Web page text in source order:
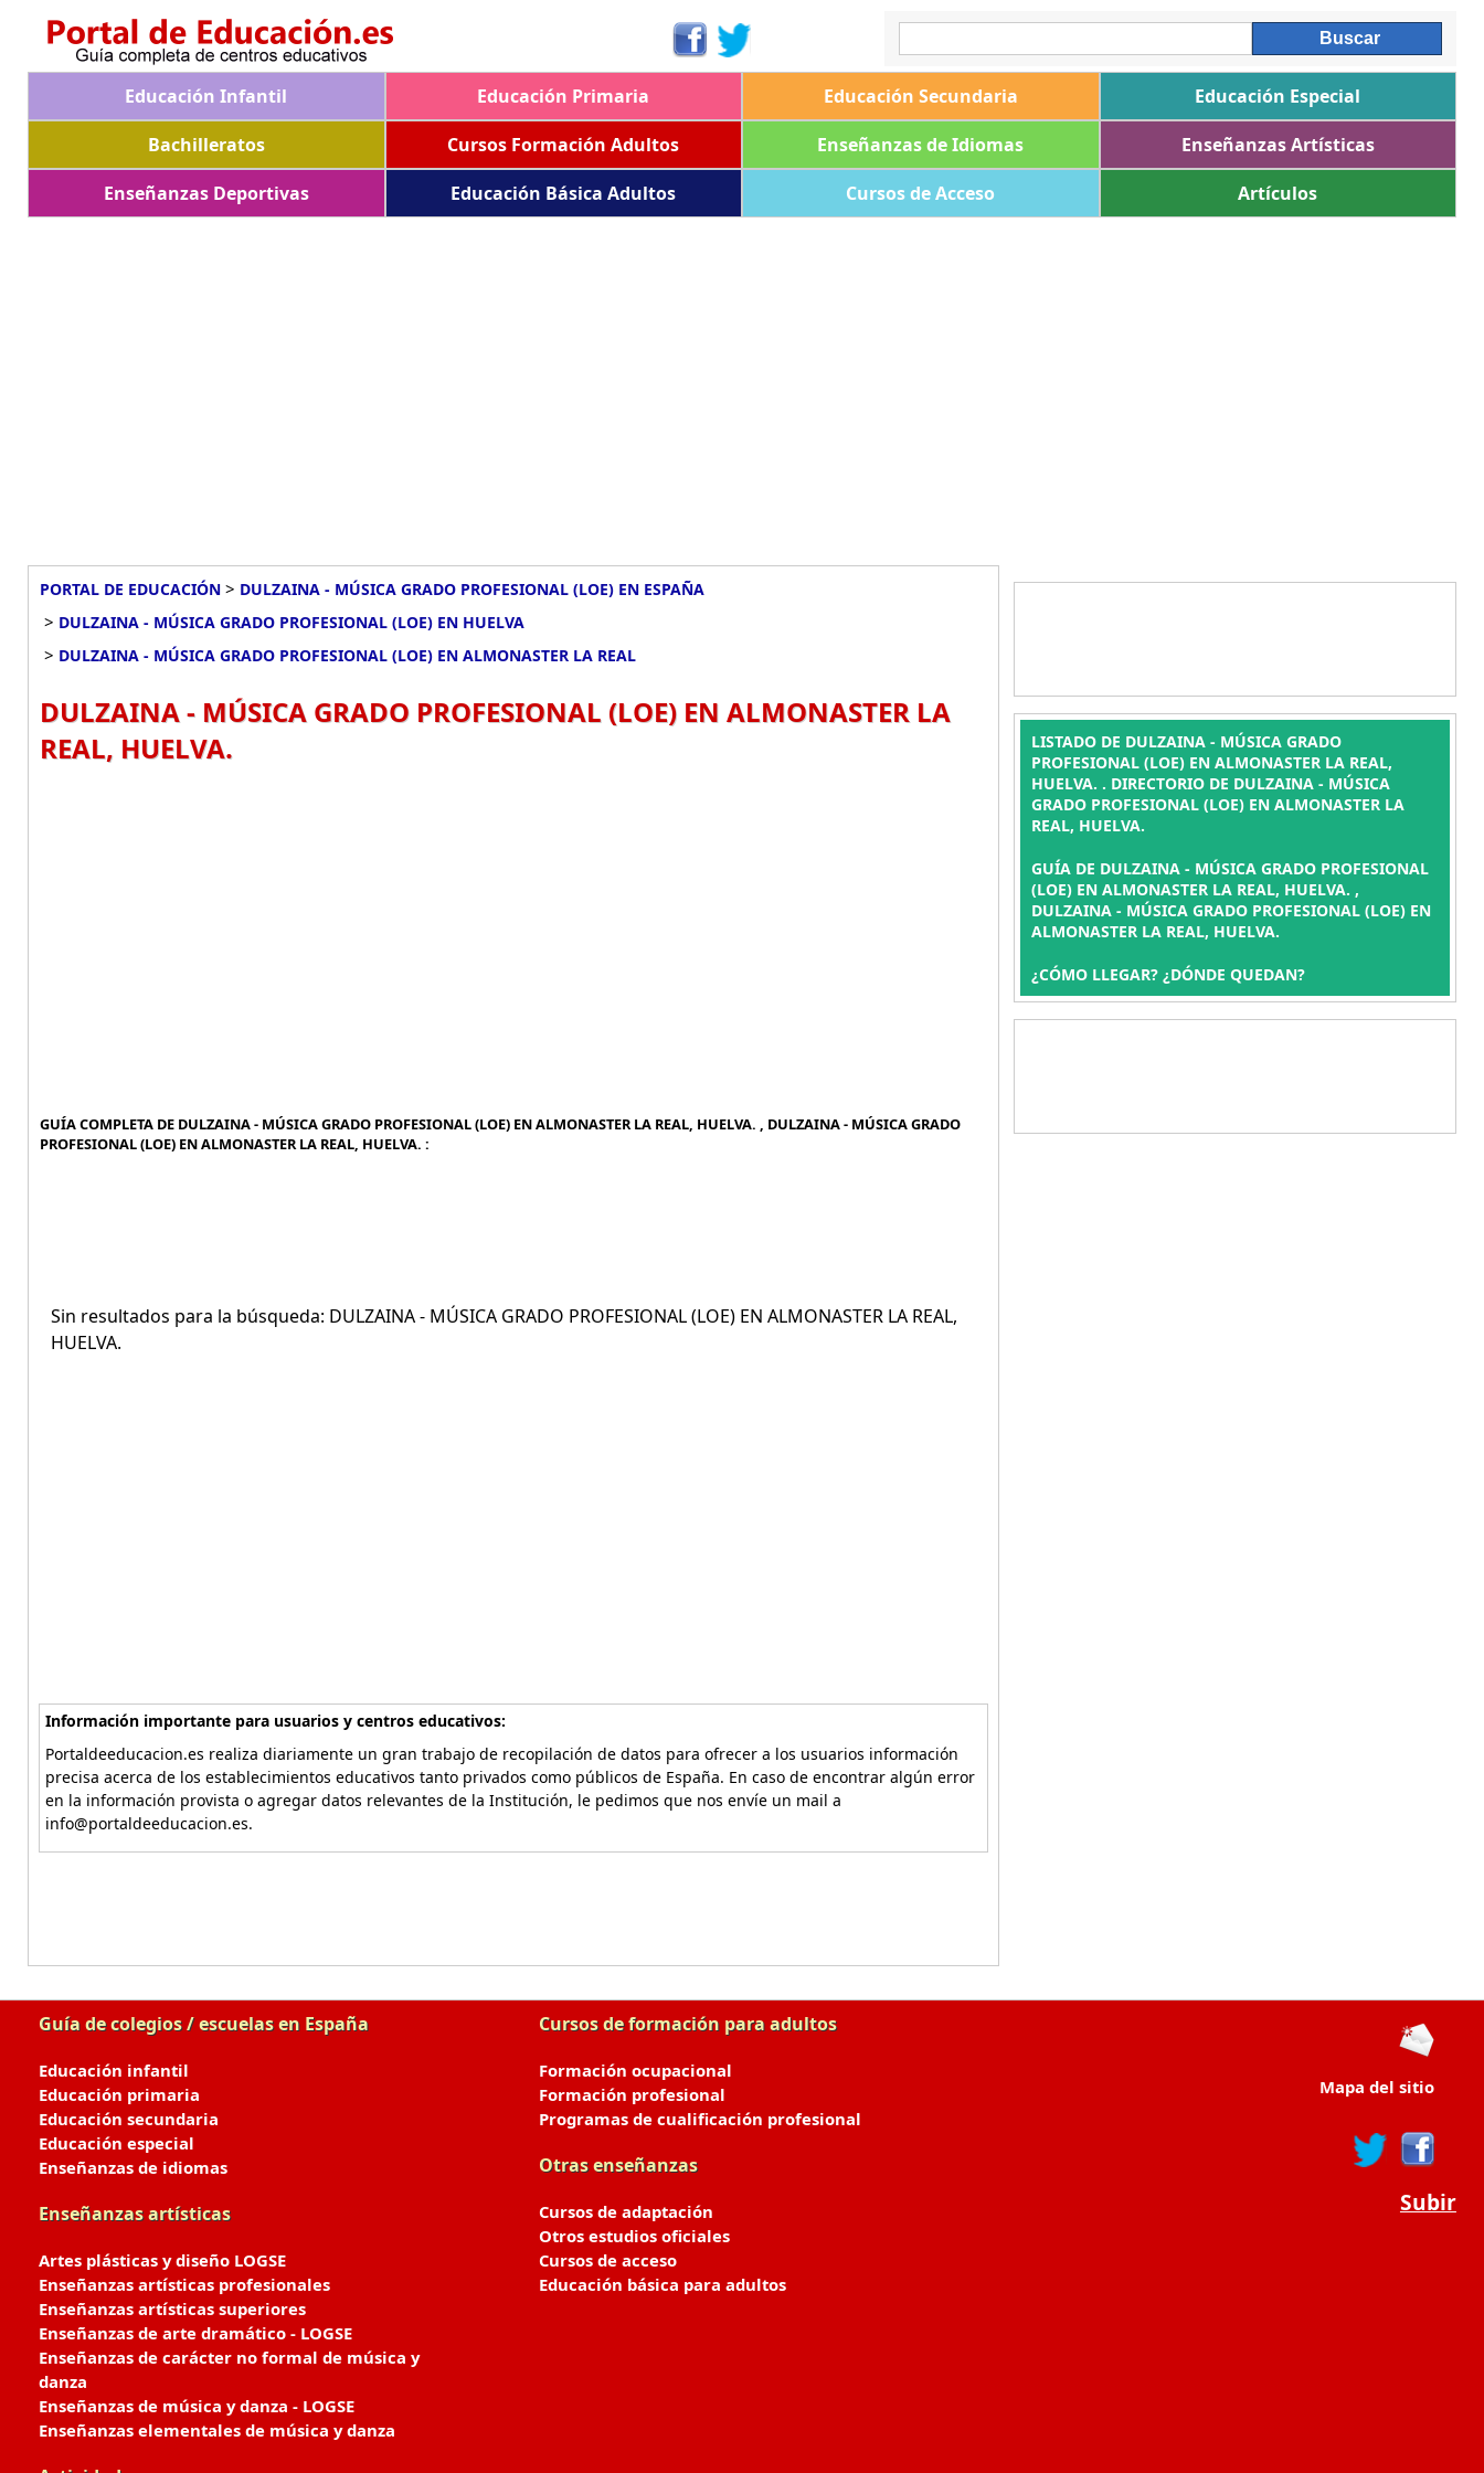
Educación Infantil Educación Primaria Educación Secundaria
Educación Especial
Bachilleratos
Cursos Formación Adultos Enseñanzas de Idiomas
Enseñanzas Artísticas
Enseñanzas Deportivas
Educación Básica Adultos Cursos de Acceso Artículos
PORTAL DE EDUCACIÓN > DULZAINA - MÚSICA GRADO PROFESIONAL (LOE) EN ESPAÑA
> DULZAINA - MÚSICA GRADO PROFESIONAL (LOE) EN HUELVA
> DULZAINA - MÚSICA GRADO PROFESIONAL (LOE) EN ALMONASTER LA REAL
DULZAINA - MÚSICA GRADO PROFESIONAL (LOE) EN ALMONASTER LA
REAL, HUELVA.
GUÍA COMPLETA DE DULZAINA - MÚSICA GRADO PROFESIONAL (LOE) EN ALMONASTER LA REAL, HUELVA. , DULZAINA - MÚSICA GRADO
PROFESIONAL (LOE) EN ALMONASTER LA REAL, HUELVA. :
Sin resultados para la búsqueda: DULZAINA - MÚSICA GRADO PROFESIONAL (LOE) EN ALMONASTER LA REAL,
HUELVA.
Información importante para usuarios y centros educativos:
Portaldeeducacion.es realiza diariamente un gran trabajo de recopilación de datos para ofrecer a los usuarios información
precisa acerca de los establecimientos educativos tanto privados como públicos de España. En caso de encontrar algún error
en la información provista o agregar datos relevantes de la Institución, le pedimos que nos envíe un mail a
info@portaldeeducacion.es.
LISTADO DE DULZAINA - MÚSICA GRADO
PROFESIONAL (LOE) EN ALMONASTER LA REAL,
HUELVA. . DIRECTORIO DE DULZAINA - MÚSICA
GRADO PROFESIONAL (LOE) EN ALMONASTER LA
REAL, HUELVA.
GUÍA DE DULZAINA - MÚSICA GRADO PROFESIONAL
(LOE) EN ALMONASTER LA REAL, HUELVA. ,
DULZAINA - MÚSICA GRADO PROFESIONAL (LOE) EN
ALMONASTER LA REAL, HUELVA.
¿CÓMO LLEGAR? ¿DÓNDE QUEDAN?
Guía de colegios / escuelas en España
Educación infantil
Educación primaria
Educación secundaria
Educación especial
Enseñanzas de idiomas
Enseñanzas artísticas
Artes plásticas y diseño LOGSE
Enseñanzas artísticas profesionales
Enseñanzas artísticas superiores
Enseñanzas de arte dramático - LOGSE
Enseñanzas de carácter no formal de música y
danza
Enseñanzas de música y danza - LOGSE
Enseñanzas elementales de música y danza
Cursos de formación para adultos
Formación ocupacional
Formación profesional
Programas de cualificación profesional
Otras enseñanzas
Cursos de adaptación
Otros estudios oficiales
Cursos de acceso
Educación básica para adultos
Mapa del sitio
Subir